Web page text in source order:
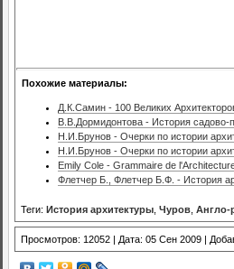
Похожие материалы:
Д.К.Самин - 100 Великих
В.В.Дормидонтова - История садово-
Н.И.Брунов - Очерки по истории
Н.И.Брунов - Очерки по истории
Emily Cole - Grammaire de
Флетчер Б., Флетчер Б.Ф. - История
Теги: История архитектуры Чуров Англо-
Просмотров: 12052 | Дата: 05 Сен 2009 |